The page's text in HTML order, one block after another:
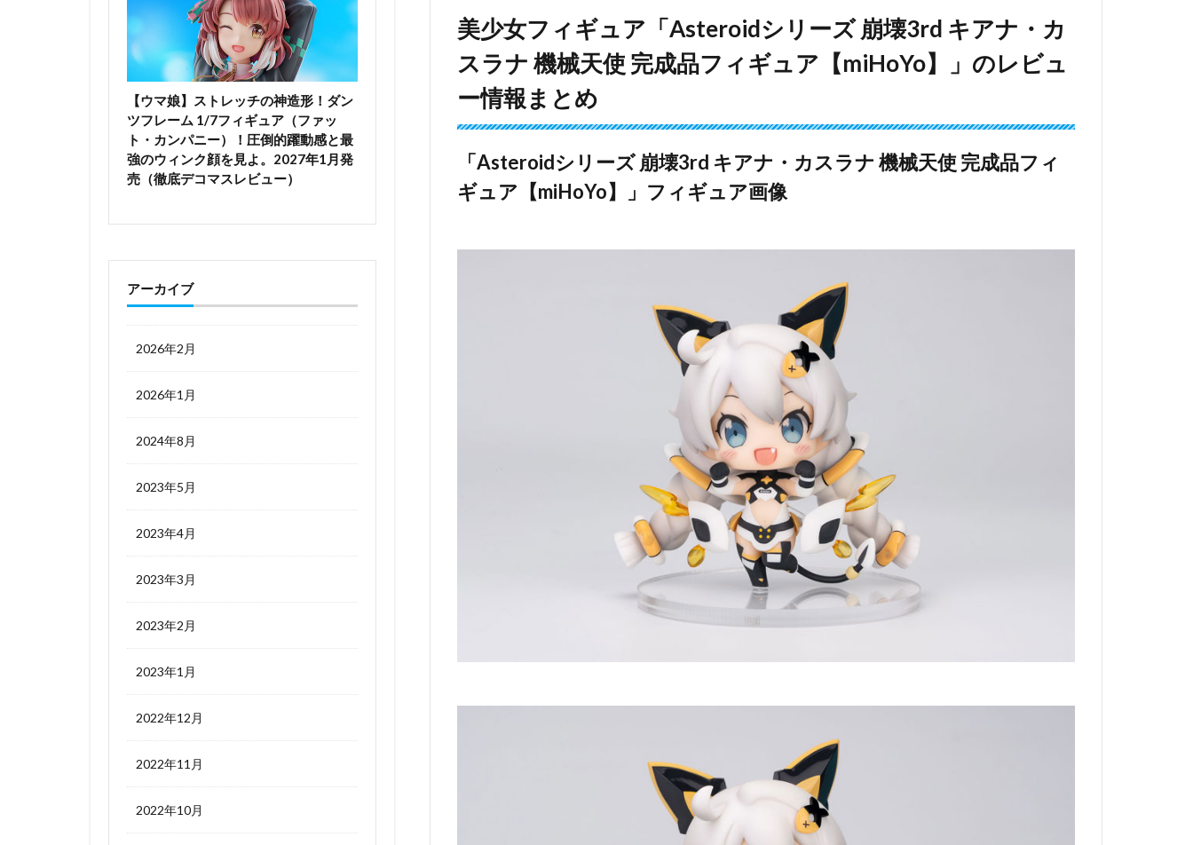
美少女フィギュア「Asteroidシリーズ 崩壊3rd キアナ・カ
スラナ 機械天使 完成品フィギュア【miHoYo】」のレビュ
ー情報まとめ
「Asteroidシリーズ 崩壊3rd キアナ・カスラナ 機械天使 完成品フィ
ギュア【miHoYo】」フィギュア画像
【ウマ娘】ストレッチの神造形！ダン
ツフレーム 1/7フィギュア（ファッ
ト・カンパニー）！圧倒的躍動感と最
強のウィンク顔を見よ。2027年1月発
売（徹底デコマスレビュー）
アーカイブ
2026年2月
2026年1月
2024年8月
2023年5月
2023年4月
2023年3月
2023年2月
2023年1月
2022年12月
2022年11月
2022年10月